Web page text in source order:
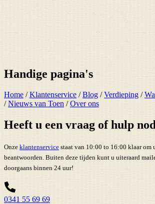
Handige pagina's
Home /Klantenservice /Blog /Verdieping /
/Nieuws van Toen /Over ons
Heeft u een vraag of hulp
Onze klantenservice staat van 10:00 to 16:00 klaar om
beantwoorden. Buiten deze tijden kunt u uiteraard
doorgaans binnen 24 uur!
0341 55 69 69